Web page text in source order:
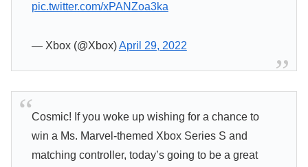
pic.twitter.com/xPANZoa3ka
— Xbox (@Xbox)April 29, 2022
Cosmic! If you woke up wishing for a chance to
win a Ms. Marvel-themed Xbox Series S and
matching controller, today’s going to be a great